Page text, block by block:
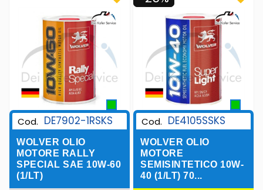
Cod. DE7902-1RSKS
WOLVER OLIO
MOTORE RALLY
SPECIAL SAE 10W-60
(1/LT)
Cod. DE4105SSKS
WOLVER OLIO
MOTORE
SEMISINTETICO 10W-
40 (1/LT) 70...